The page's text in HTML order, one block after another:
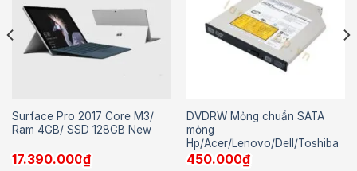
Surface Pro 2017 Core M3/
Ram 4GB/ SSD 128GB New
17.390.000₫
DVDRW Mỏng chuẩn SATA
mỏng
Hp/Acer/Lenovo/Dell/Toshiba
450.000₫